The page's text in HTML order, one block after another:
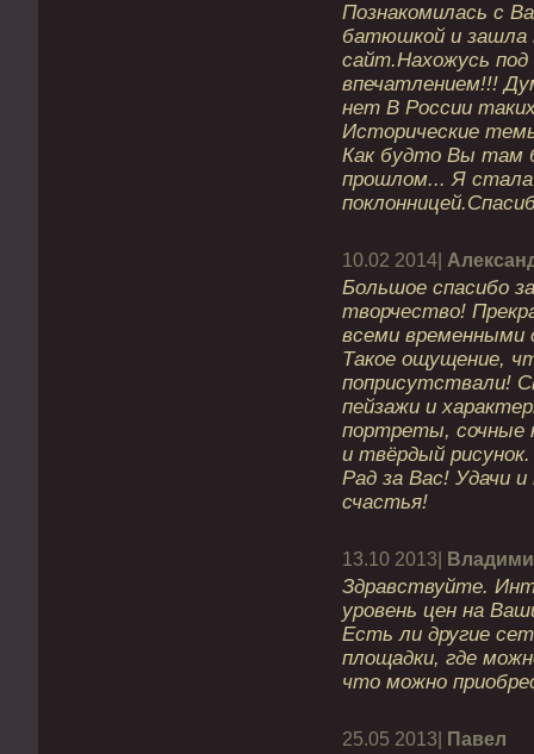
Познакомилась с
батюшкой и зашла
сайт.Нахожусь
впечатлением!!!
нет В России
Исторические
Как будто Вы там
прошлом... Я
10.02 2014|
Большое спасибо
творчество!
всеми
Такое ощущение,
поприсутствали!
пейзажи и
портреты,
и твёрдый
Рад за Вас! Удачи и
счастья!
13.10 2013|
Здравствуйте.
уровень цен на
Есть ли другие
площадки, где
что можно
25.05 2013| Павел